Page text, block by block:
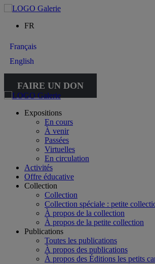
FR
Français
English
FAIRE UN DON
Expositions
En cours
À venir
Passées
Virtuelles
En circulation
Activités
Offre éducative
Collection
Collection
Collection spéciale : petite
À propos de la collection
À propos de la petite collection
Publications
Toutes les publications
À propos des publications
À propos des Éditions les petits